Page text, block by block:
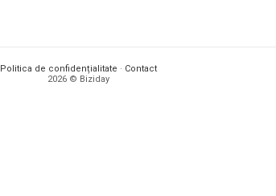
Politica de confidențialitate · Contact
2026 © Biziday